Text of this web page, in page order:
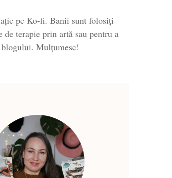
pe Ko-fi. Banii sunt folosiți
de terapie prin artă sau pentru a
Mulțumesc!